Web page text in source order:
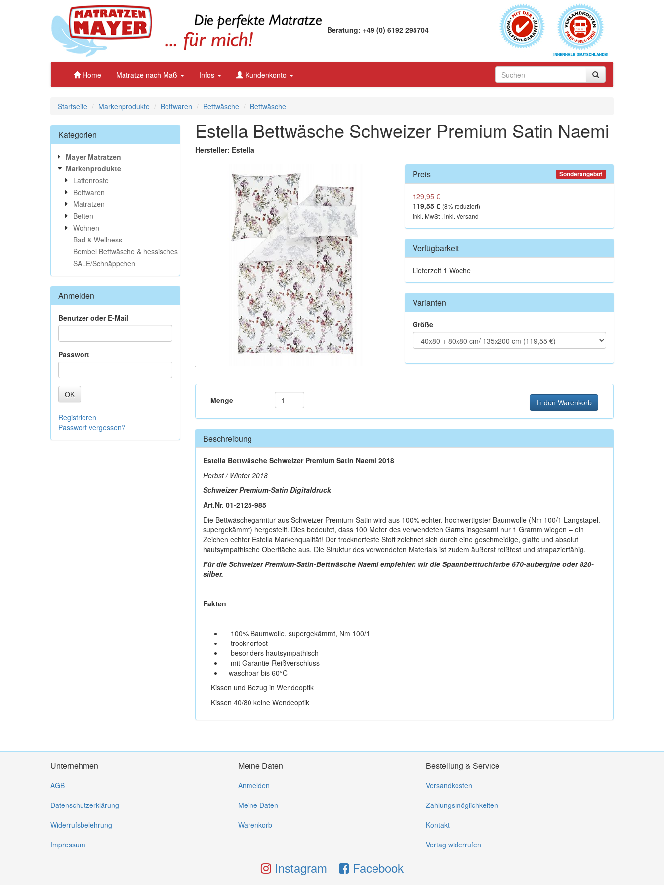
Beratung: +49 (0) 6192 295704
Home Matratze nach Maß Infos Kundenkonto
Startseite Markenprodukte Bettwaren Bettwäsche Bettwäsche
Estella Bettwäsche Schweizer Premium Satin Naemi
Hersteller: Estella
Preis Sonderangebot
129,95 €
119,55 € (8% reduziert)
inkl. MwSt , inkl. Versand
Verfügbarkeit
Lieferzeit 1 Woche
Varianten
Größe
Menge In den Warenkorb
Beschreibung
Estella Bettwäsche Schweizer Premium Satin Naemi 2018
Herbst / Winter 2018
Schweizer Premium-Satin Digitaldruck
Art.Nr. 01-2125-985
Die Bettwäschegarnitur aus Schweizer Premium-Satin wird aus 100% echter, hochwertigster Baumwolle (Nm 100/1 Langstapel,
supergekämmt) hergestellt. Dies bedeutet, dass 100 Meter des verwendeten Garns insgesamt nur 1 Gramm wiegen – ein
Zeichen echter Estella Markenqualität! Der trocknerfeste Stoff zeichnet sich durch eine geschmeidige, glatte und absolut
hautsympathische Oberfläche aus. Die Struktur des verwendeten Materials ist zudem äußerst reißfest und strapazierfähig.
Für die Schweizer Premium-Satin-Bettwäsche Naemi empfehlen wir die Spannbetttuchfarbe 670-aubergine oder 820-
silber.
Fakten
100% Baumwolle, supergekämmt, Nm 100/1
trocknerfest
besonders hautsympathisch
mit Garantie-Reißverschluss
waschbar bis 60°C
Kissen und Bezug in Wendeoptik
Kissen 40/80 keine Wendeoptik
Kategorien
Mayer Matratzen
Markenprodukte
Lattenroste
Bettwaren
Matratzen
Betten
Wohnen
Bad & Wellness
Bembel Bettwäsche & hessisches
SALE/Schnäppchen
Anmelden
Benutzer oder E-Mail
Passwort
OK
Registrieren
Passwort vergessen?
Unternehmen
AGB
Datenschutzerklärung
Widerrufsbelehrung
Impressum
Meine Daten
Anmelden
Meine Daten
Warenkorb
Bestellung & Service
Versandkosten
Zahlungsmöglichkeiten
Kontakt
Vertag widerrufen
Instagram Facebook